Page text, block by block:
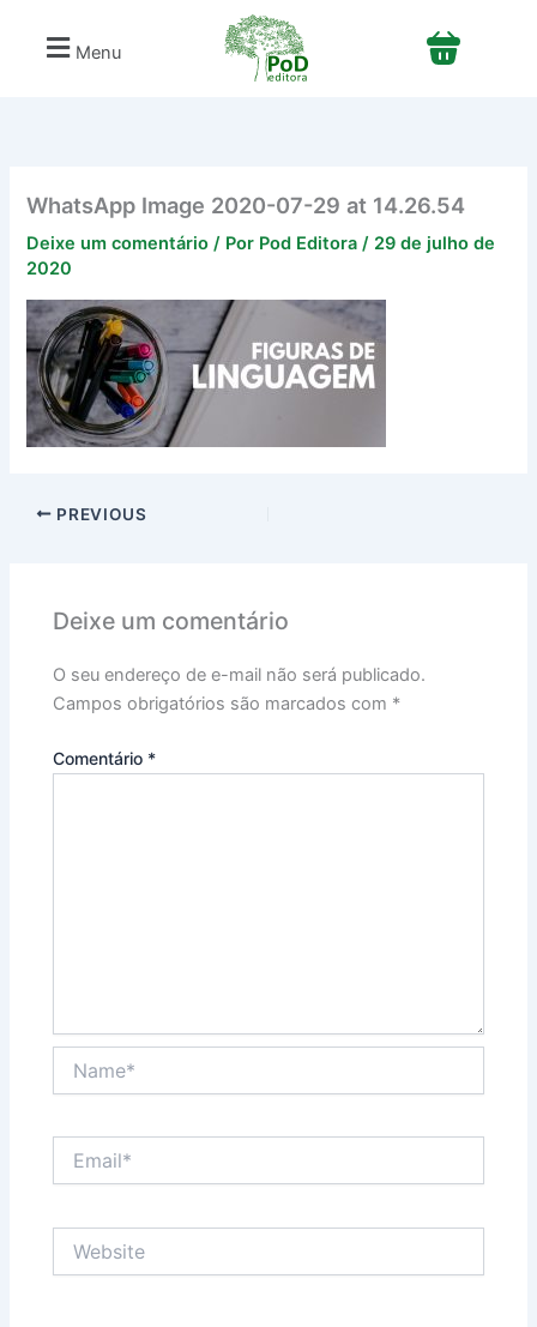
Menu
WhatsApp Image 2020-07-29 at 14.26.54
Deixe um comentário / Por Pod Editora/ 29 de julho de
2020
PREVIOUS
Deixe um comentário
O seu endereço de e-mail não será publicado.
Campos obrigatórios são marcados com *
Comentário *